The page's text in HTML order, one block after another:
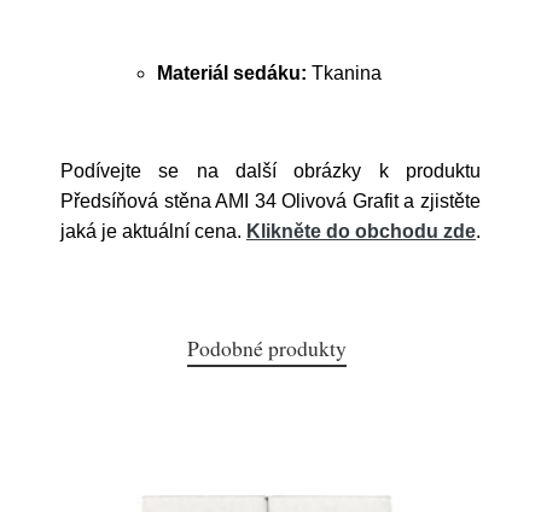
Materiál sedáku: Tkanina
Podívejte se na další obrázky k produktu
Předsíňová stěna AMI 34 Olivová Grafit a zjistěte
jaká je aktuální cena. Klikněte do obchodu zde.
Podobné produkty